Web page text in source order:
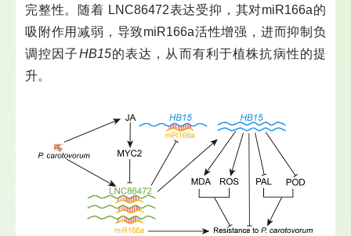
完整性。随着 LNC86472表达受抑，其对miR166a的
吸附作用减弱，导致miR166a活性增强，进而抑制负
调控因子HB15的表达，从而有利于植株抗病性的提
升。